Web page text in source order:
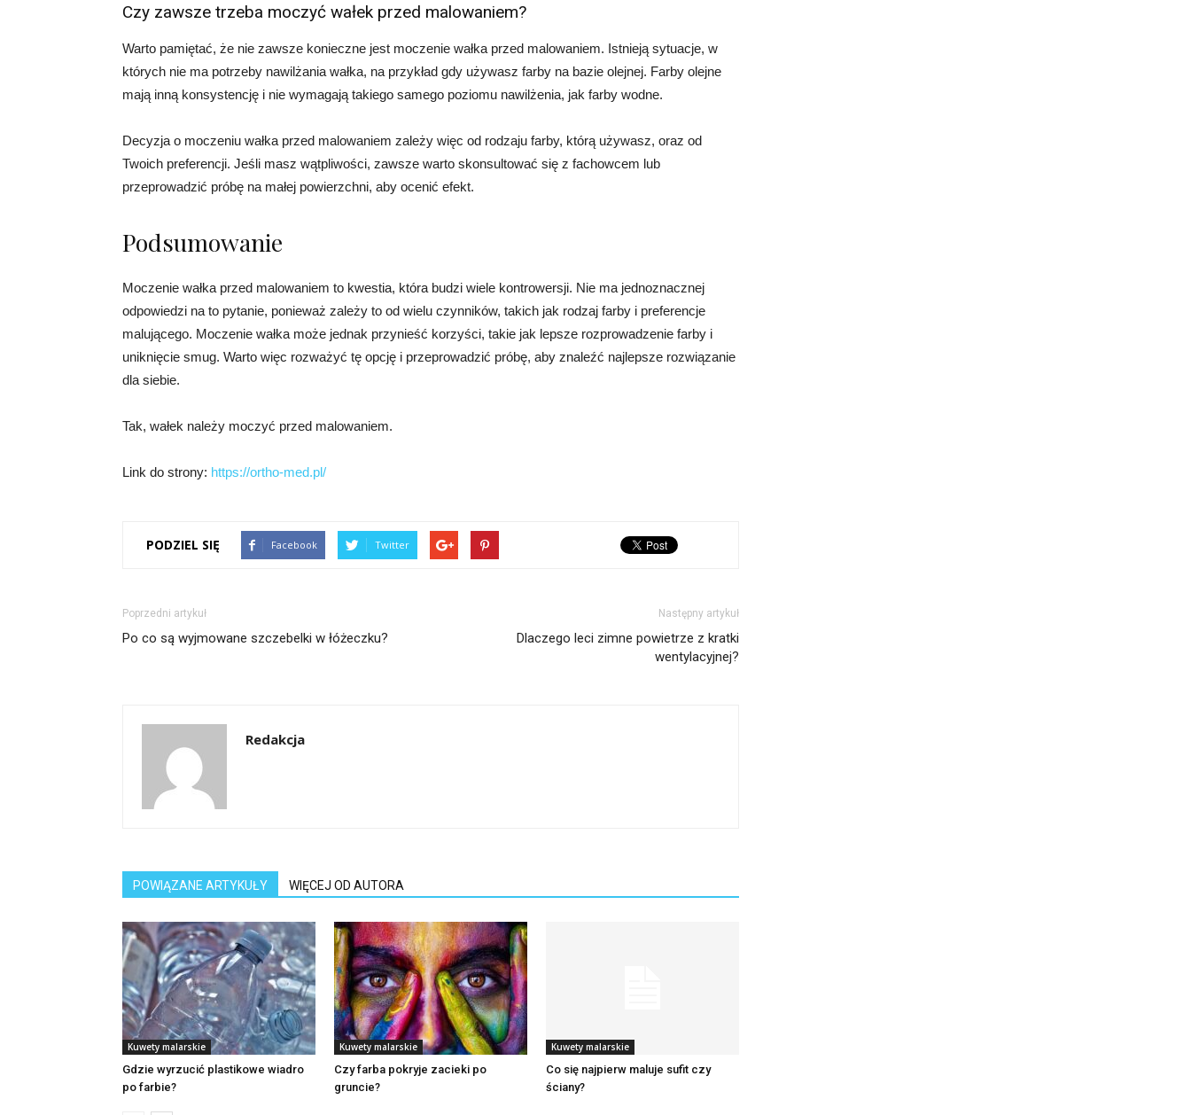
Czy zawsze trzeba moczyć wałek przed malowaniem?
Warto pamiętać, że nie zawsze konieczne jest moczenie wałka przed malowaniem. Istnieją sytuacje, w
których nie ma potrzeby nawilżania wałka, na przykład gdy używasz farby na bazie olejnej. Farby olejne
mają inną konsystencję i nie wymagają takiego samego poziomu nawilżenia, jak farby wodne.
Decyzja o moczeniu wałka przed malowaniem zależy więc od rodzaju farby, którą używasz, oraz od
Twoich preferencji. Jeśli masz wątpliwości, zawsze warto skonsultować się z fachowcem lub
przeprowadzić próbę na małej powierzchni, aby ocenić efekt.
Podsumowanie
Moczenie wałka przed malowaniem to kwestia, która budzi wiele kontrowersji. Nie ma jednoznacznej
odpowiedzi na to pytanie, ponieważ zależy to od wielu czynników, takich jak rodzaj farby i preferencje
malującego. Moczenie wałka może jednak przynieść korzyści, takie jak lepsze rozprowadzenie farby i
uniknięcie smug. Warto więc rozważyć tę opcję i przeprowadzić próbę, aby znaleźć najlepsze rozwiązanie
dla siebie.
Tak, wałek należy moczyć przed malowaniem.
Link do strony: https://ortho-med.pl/
PODZIEL SIĘ Facebook Twitter
Poprzedni artykuł
Po co są wyjmowane szczebelki w łóżeczku?
Następny artykuł
Dlaczego leci zimne powietrze z kratki
wentylacyjnej?
Redakcja
POWIĄZANE ARTYKUŁY WIĘCEJ OD AUTORA
Kuwety malarskie
Gdzie wyrzucić plastikowe wiadro
po farbie?
Kuwety malarskie
Czy farba pokryje zacieki po
gruncie?
Kuwety malarskie
Co się najpierw maluje sufit czy
ściany?